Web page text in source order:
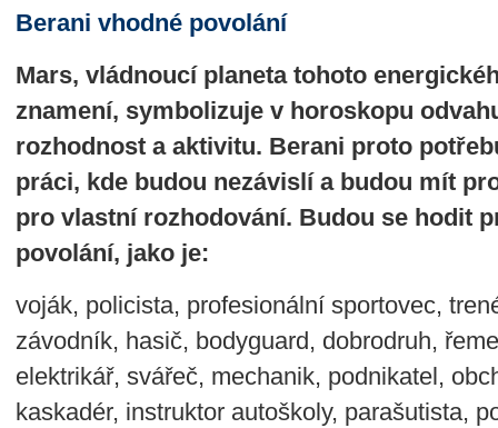
Berani vhodné povolání
Mars, vládnoucí planeta tohoto
znamení, symbolizuje v horoskopu
rozhodnost a aktivitu. Berani proto
práci, kde budou nezávislí a budou mít
pro vlastní rozhodování. Budou se hodit
povolání, jako je:
voják, policista, profesionální sportovec,
závodník, hasič, bodyguard, dobrodruh,
elektrikář, svářeč, mechanik, podnikatel,
kaskadér, instruktor autoškoly, parašutista,